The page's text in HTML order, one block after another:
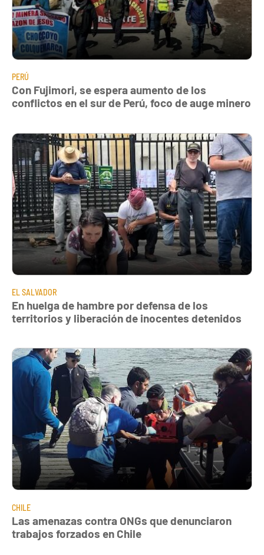
PERÚ
Con Fujimori, se espera aumento de los
conflictos en el sur de Perú, foco de auge minero
EL SALVADOR
En huelga de hambre por defensa de los
territorios y liberación de inocentes detenidos
CHILE
Las amenazas contra ONGs que denunciaron
trabajos forzados en Chile